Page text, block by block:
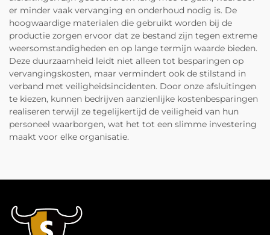
er minder vaak vervanging en onderhoud nodig is. De
hoogwaardige materialen die gebruikt worden bij de
productie zorgen ervoor dat ze bestand zijn tegen extreme
weersomstandigheden en op lange termijn waarde bieden.
Deze duurzaamheid leidt niet alleen tot besparingen op
vervangingskosten, maar vermindert ook de stilstand in
verband met veiligheidsincidenten. Door onze afsluitingen
te kiezen, kunnen bedrijven aanzienlijke kostenbesparingen
realiseren terwijl ze tegelijkertijd de veiligheid van hun
personeel waarborgen, wat het tot een slimme investering
maakt voor elke organisatie.